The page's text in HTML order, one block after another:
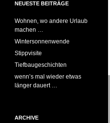
NEUESTE BEITRÄGE
Wohnen, wo andere Urlaub
machen …
Wintersonnenwende
Stippvisite
Tiefbaugeschichten
wenn’s mal wieder etwas
länger dauert …
ARCHIVE